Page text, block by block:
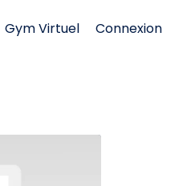
Gym Virtuel Connexion